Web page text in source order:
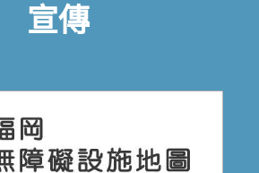
宣傳